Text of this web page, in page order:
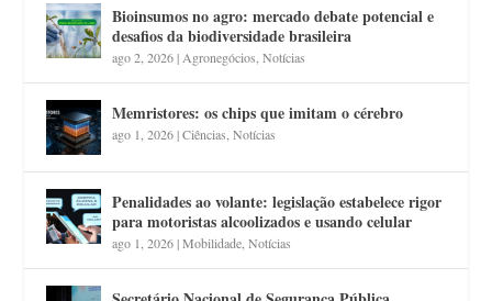
Bioinsumos no agro: mercado debate potencial e
desafios da biodiversidade brasileira
ago 2, 2026| Agronegócios ,Notícias
Memristores: os chips que imitam o cérebro
ago 1, 2026|Ciências ,Notícias
Penalidades ao volante: legislação estabelece rigor
para motoristas alcoolizados e usando celular
ago 1, 2026|Mobilidade ,Notícias